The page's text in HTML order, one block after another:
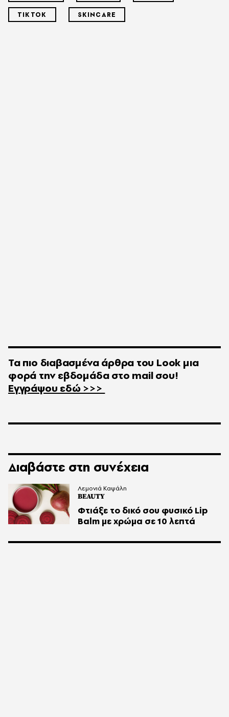
TIKTOK SKINCARE
Τα πιο διαβασμένα άρθρα του Look μια
φορά την εβδομάδα στο mailσου!
Εγγράψου εδώ >>>
Διαβάστε στη συνέχεια
BEAUTY
Φτιάξε το δικό σου φυσικό Lip
Balm με χρώμα σε 10 λεπτά
Λεμονιά Καψάλη